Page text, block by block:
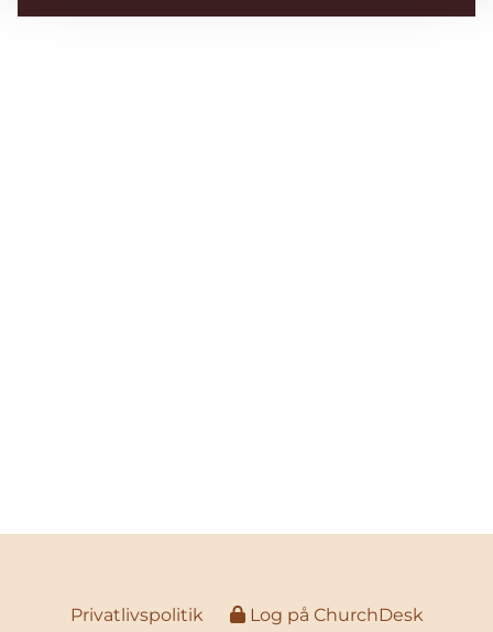
Privatlivspolitik Log på ChurchDesk